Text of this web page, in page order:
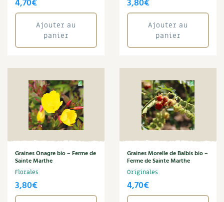
4,70€
Ajouter au
panier
3,80€
Ajouter au
panier
Graines Onagre bio – Ferme de
Sainte Marthe
Florales
3,80€
Graines Morelle de Balbis bio –
Ferme de Sainte Marthe
Originales
4,70€